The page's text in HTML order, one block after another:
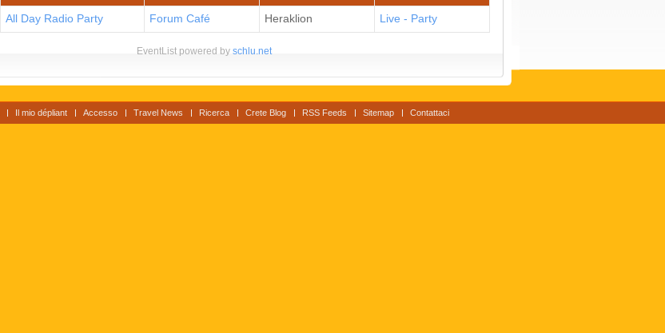
All Day Radio Party Forum Café Heraklion Live - Party
EventList powered by schlu.net
Il mio dépliant Accesso Travel News Ricerca Crete Blog RSS Feeds Sitemap Contattaci